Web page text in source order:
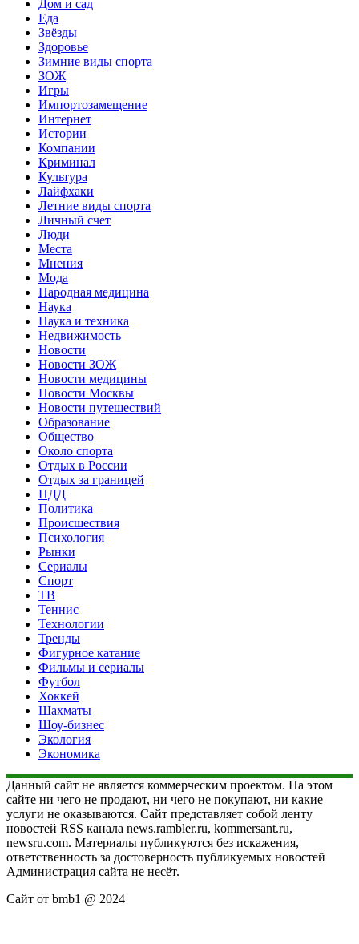
Дом и сад
Еда
Звёзды
Здоровье
Зимние виды спорта
ЗОЖ
Игры
Импортозамещение
Интернет
Истории
Компании
Криминал
Культура
Лайфхаки
Летние виды спорта
Личный счет
Люди
Места
Мнения
Мода
Народная медицина
Наука
Наука и техника
Недвижимость
Новости
Новости ЗОЖ
Новости медицины
Новости Москвы
Новости путешествий
Образование
Общество
Около спорта
Отдых в России
Отдых за границей
ПДД
Политика
Происшествия
Психология
Рынки
Сериалы
Спорт
ТВ
Теннис
Технологии
Тренды
Фигурное катание
Фильмы и сериалы
Футбол
Хоккей
Шахматы
Шоу-бизнес
Экология
Экономика
Данный сайт не является коммерческим проектом. На этом
сайте ни чего не продают, ни чего не покупают, ни какие
услуги не оказываются. Сайт представляет собой ленту
новостей RSS канала news.rambler.ru, kommersant.ru,
newsru.com. Материалы публикуются без искажения,
ответственность за достоверность публикуемых новостей
Администрация сайта не несёт.
Сайт от bmb1 @ 2024